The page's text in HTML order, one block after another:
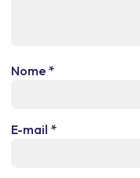
Nome *
E-mail *